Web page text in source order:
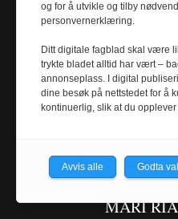
MARI
og for å utvikle og tilby
personvernerklæring.
Ditt digitale fagblad skal være
trykte bladet alltid har vært –
annonseplass. I digital
dine besøk på nettstedet for å
kontinuerlig, slik at du
Avvis alle Godta